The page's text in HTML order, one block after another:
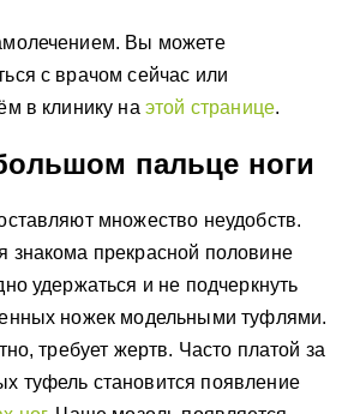
Вы можете
с врачом сейчас или
в клинику на этой странице.
пальце ноги
множество неудобств.
знакома прекрасной половине
удержаться и не подчеркнуть
ножек модельными туфлями.
требует жертв. Часто платой за
туфель становится появление